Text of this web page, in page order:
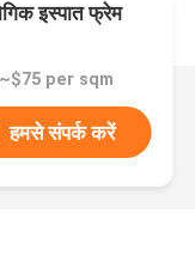
इस्पात फ्रेम
per sqm
हमसे संपर्क करें